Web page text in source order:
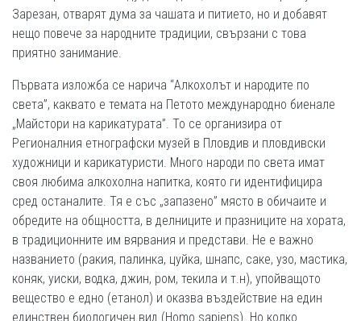
Зарезан, отварят дума за чашата и питието, но и добавят
нещо повече за народните традиции, свързани с това
приятно занимание.
Първата изложба се нарича “Алкохолът и народите по
света”, каквато е темата на Петото международно биенале
„Майстори на карикатурата”. То се организира от
Регионалния етнографски музей в Пловдив и пловдивски
художници и карикатуристи. Много народи по света имат
своя любима алкохолна напитка, която ги идентифицира
сред останалите. Тя е със „запазено” място в обичаите и
обредите на общността, в делниците и празниците на хората,
в традиционните им вярвания и представи. Не е важно
названието (ракия, палинка, цуйка, шнапс, саке, узо, мастика,
коняк, уиски, водка, джин, ром, текила и т.н), упойващото
вещество е едно (етанол) и оказва въздействие на един
единствен биологичен вид (Homo sapiens). Но колко